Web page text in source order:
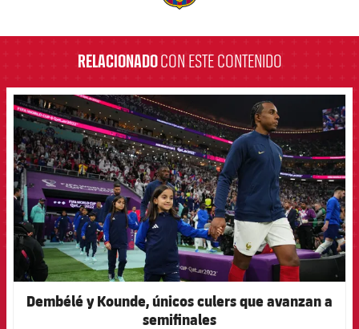
RELACIONADOCON ESTE CONTENIDO
FCB Barcelona badge
Dembélé y Kounde, únicos culers que avanzan a
semifinales